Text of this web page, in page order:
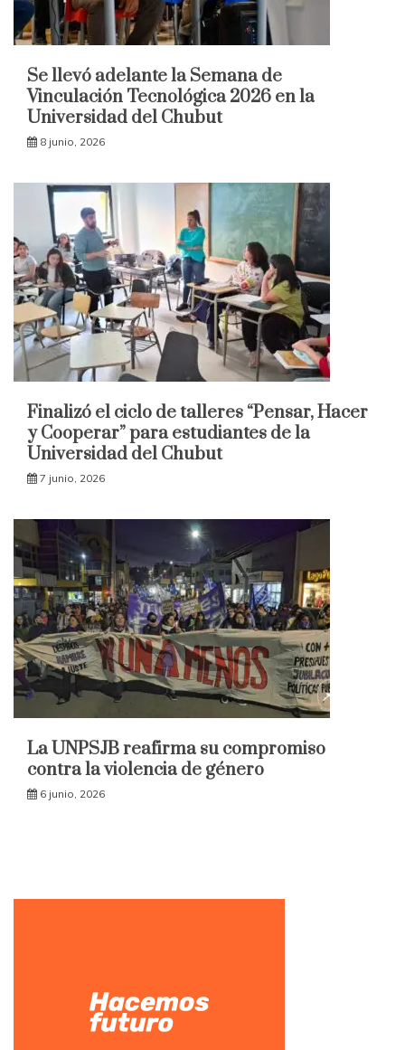
Se llevó adelante la Semana de
Vinculación Tecnológica 2026 en la
Universidad del Chubut
8 junio, 2026
Finalizó el ciclo de talleres “Pensar, Hacer
y Cooperar” para estudiantes de la
Universidad del Chubut
7 junio, 2026
La UNPSJB reafirma su compromiso
contra la violencia de género
6 junio, 2026